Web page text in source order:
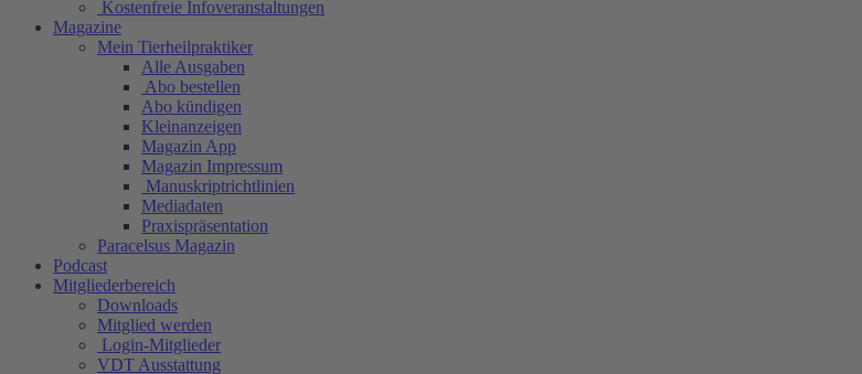
Kostenfreie Infoveranstaltungen
Magazine
Mein Tierheilpraktiker
Alle Ausgaben
Abo bestellen
Abo kündigen
Kleinanzeigen
Magazin App
Magazin Impressum
Manuskriptrichtlinien
Mediadaten
Praxispräsentation
Paracelsus Magazin
Podcast
Mitgliederbereich
Downloads
Mitglied werden
Login-Mitglieder
VDT Ausstattung